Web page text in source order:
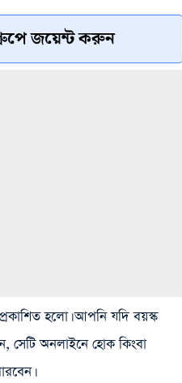
জয়েন্ট করুন
হলো। আপনি যদি বয়স্ক
সেটি অনলাইনে হোক কিংবা